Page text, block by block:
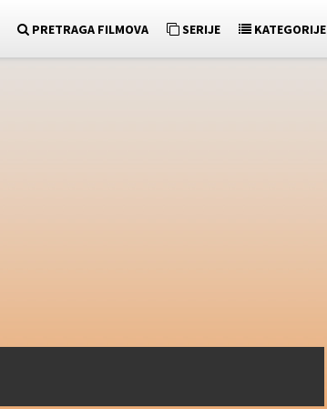
PRETRAGA FILMOVA SERIJE KATEGORIJE